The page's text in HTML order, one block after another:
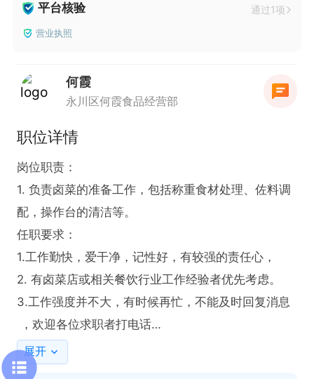
平台核验 通过1项
营业执照
何霞
永川区何霞食品经营部
职位详情
岗位职责：
1. 负责卤菜的准备工作，包括称重食材处理、佐料调
配，操作台的清洁等。
任职要求：
1.工作勤快，爱干净，记性好，有较强的责任心，
2. 有卤菜店或相关餐饮行业工作经验者优先考虑。
3.工作强度并不大，有时候再忙，不能及时回复消息
，欢迎各位求职者打电话
4.40-50之间，
上班时间
展开